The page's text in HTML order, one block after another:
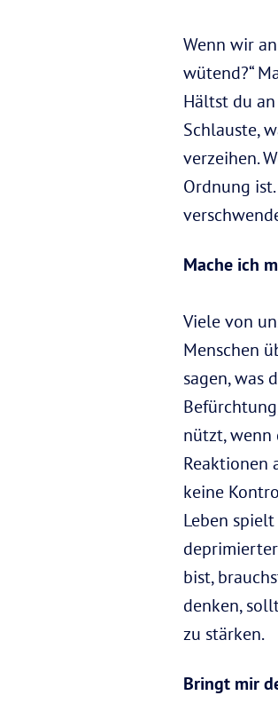
Wenn wir
wütend?“
Hältst du
Schlauste,
verzeihen.
Ordnung
Mache ich
Viele von
Menschen
sagen, was
nützt, wenn
Reaktionen
keine
Leben
bist,
denken,
zu stärken.
Bringt mir